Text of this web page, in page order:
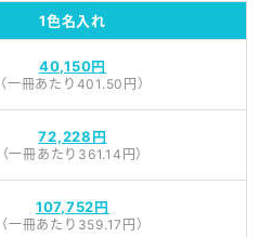
1色名入れ
40,150円
（一冊あたり401.50円）
72,228円
（一冊あたり361.14円）
107,752円
（一冊あたり359.17円）